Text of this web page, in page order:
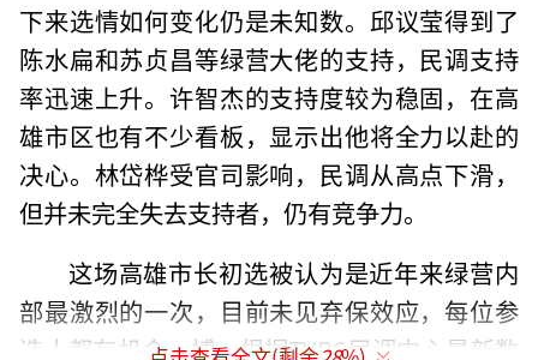
下来选情如何变化仍是未知数。邱议莹得到了
陈水扁和苏贞昌等绿营大佬的支持，民调支持
率迅速上升。许智杰的支持度较为稳固，在高
雄市区也有不少看板，显示出他将全力以赴的
决心。林岱桦受官司影响，民调从高点下滑，
但并未完全失去支持者，仍有竞争力。
这场高雄市长初选被认为是近年来绿营内
部最激烈的一次，目前未见弃保效应，每位参
选人都有机会一搏。根据TVBS民调中心最新数